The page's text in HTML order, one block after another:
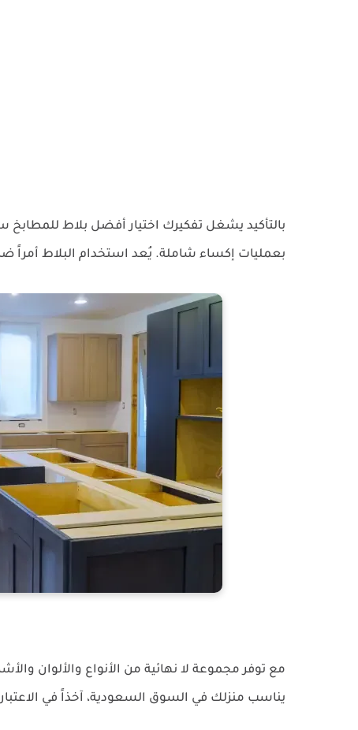
بالتأكيد يشغل تفكيرك اختيار أفضل بلاط
بعمليات إكساء شاملة. يُعد استخدام البلاط أمراً
مع توفر مجموعة لا نهائية من الأنواع والألوان
يناسب منزلك في السوق السعودية، آخذاً في